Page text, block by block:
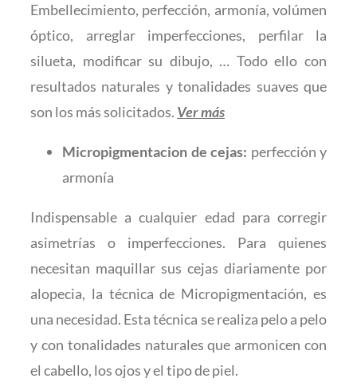
Embellecimiento, perfección, armonía, volúmen
óptico, arreglar imperfecciones, perfilar la
silueta, modificar su dibujo, … Todo ello con
resultados naturales y tonalidades suaves que
son los más solicitados. Ver más
Micropigmentacion de cejas: perfección y
armonía
Indispensable a cualquier edad para corregir
asimetrías o imperfecciones. Para quienes
necesitan maquillar sus cejas diariamente por
alopecia, la técnica de Micropigmentación, es
una necesidad. Esta técnica se realiza pelo a pelo
y con tonalidades naturales que armonicen con
el cabello, los ojos y el tipo de piel.